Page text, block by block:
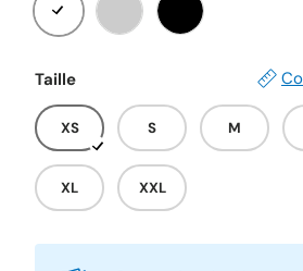
Taille
XS S M
XL XXL
Blanc Gris Noir